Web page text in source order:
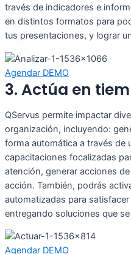
través de indicadores e
en distintos formatos para
tus presentaciones, y lograr
Agendar DEMO
3. Actúa en
QServus permite impactar
organización, incluyendo:
forma automática a través de
capacitaciones focalizadas
atención, generar acciones
acción. También, podrás
automatizadas para
entregando soluciones que
Agendar DEMO